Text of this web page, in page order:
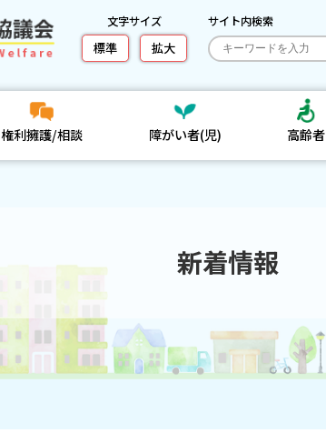
文字サイズ
標準 拡大
サイト内検索
権利擁護/相談 障がい者(児) 高齢者
新着情報